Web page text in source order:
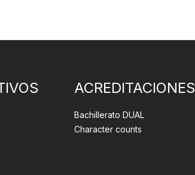
ACREDITACIONES
Bachillerato DUAL
Character counts